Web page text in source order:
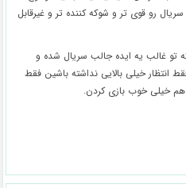
رو قوی تر و شوکه کننده تر و غیرقابل
تو غالب یه ایده جالب سریال شده و
انتظار خیلی بالایی نداشته باشین فقط
هم خیلی خوب بازی کردن.